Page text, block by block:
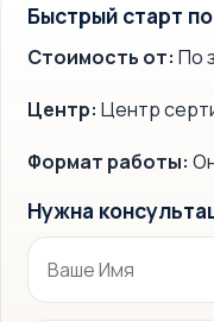
Быстрый старт
Стоимость от: По
Центр: Центр
Формат работы:
Нужна